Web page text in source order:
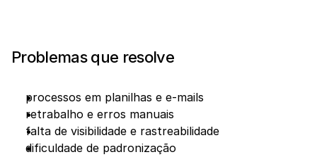
Problemas que resolve
processos em planilhas e e-mails
retrabalho e erros manuais
falta de visibilidade e rastreabilidade
dificuldade de padronização